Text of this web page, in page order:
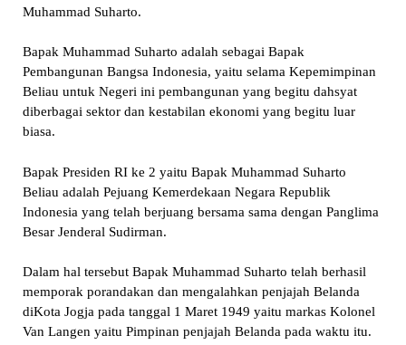
Muhammad Suharto.
Bapak Muhammad Suharto adalah sebagai Bapak
Pembangunan Bangsa Indonesia, yaitu selama Kepemimpinan
Beliau untuk Negeri ini pembangunan yang begitu dahsyat
diberbagai sektor dan kestabilan ekonomi yang begitu luar
biasa.
Bapak Presiden RI ke 2 yaitu Bapak Muhammad Suharto
Beliau adalah Pejuang Kemerdekaan Negara Republik
Indonesia yang telah berjuang bersama sama dengan Panglima
Besar Jenderal Sudirman.
Dalam hal tersebut Bapak Muhammad Suharto telah berhasil
memporak porandakan dan mengalahkan penjajah Belanda
diKota Jogja pada tanggal 1 Maret 1949 yaitu markas Kolonel
Van Langen yaitu Pimpinan penjajah Belanda pada waktu itu.